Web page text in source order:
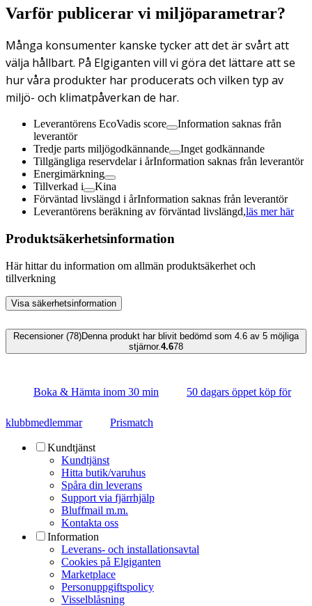
Varför publicerar vi miljöparametrar?
Många konsumenter kanske tycker att det är svårt att
välja hållbart. På Elgiganten vill vi göra det lättare att se
hur våra produkter har producerats och vilken typ av
miljö- och klimatpåverkan de har.
Leverantörens EcoVadis score
Information saknas från
leverantör
Tredje parts miljögodkännande
Inget godkännande
Tillgängliga reservdelar i årInformation saknas från leverantör
Energimärkning
Tillverkad i
Kina
Förväntad livslängd i årInformation saknas från leverantör
Leverantörens beräkning av förväntad livslängd,läs mer här
Produktsäkerhetsinformation
Här hittar du information om allmän produktsäkerhet och
tillverkning
Visa säkerhetsinformation
Recensioner (78)Denna produkt har blivit bedömd som 4.6 av 5 möjliga
stjärnor.4.678
Boka & Hämta inom 30 min 50 dagars öppet köp för
klubbmedlemmar Prismatch
Kundtjänst
Kundtjänst
Hitta butik/varuhus
Spåra din leverans
Support via fjärrhjälp
Bluffmail m.m.
Kontakta oss
Information
Leverans- och installationsavtal
Cookies på Elgiganten
Marketplace
Personuppgiftspolicy
Visselblåsning